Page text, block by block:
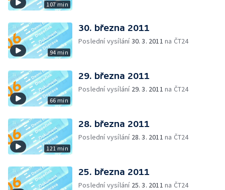
107 min
94 min
30. března 2011
Poslední vysílání30. 3. 2011 na ČT24
66 min
29. března 2011
Poslední vysílání 29. 3. 2011 na ČT24
121 min
28. března 2011
Poslední vysílání 28. 3. 2011 na ČT24
25. března 2011
Poslední vysílání 25. 3. 2011 na ČT24